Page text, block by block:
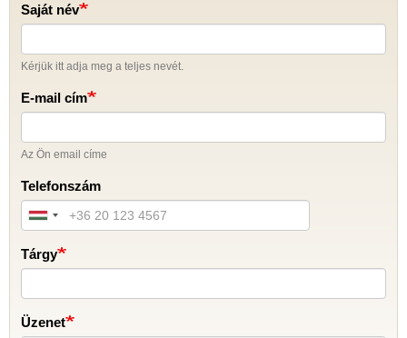
Saját név
Kérjük itt adja meg a teljes nevét.
E-mail cím
Az Ön email címe
Telefonszám
Tárgy
Üzenet